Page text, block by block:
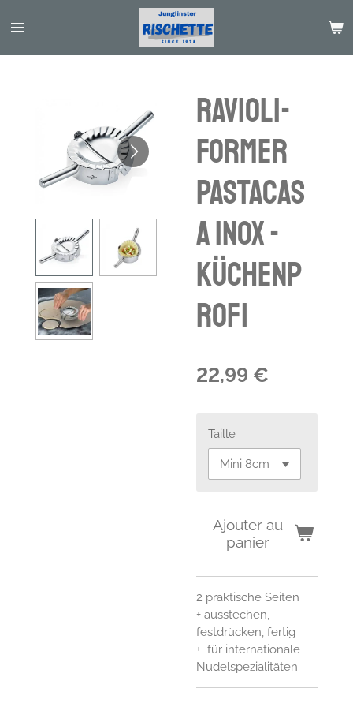
au
Ravioli-
Former
PASTACAS
A inox -
Küchenp
rofi
22,99 €
Taille
Ajouter au
panier
2 praktische Seiten
+ ausstechen,
festdrücken, fertig
+ für internationale
Nudelspezialitäten